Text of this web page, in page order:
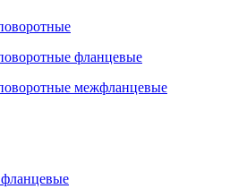
фланцевые
межфланцевые